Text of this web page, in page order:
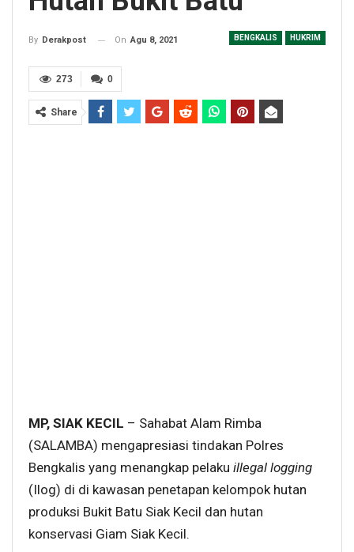
BENGKALIS HUKRIM
By Derakpost On Agu 8, 2021
0
273
Share
MP, SIAK KECIL – Sahabat Alam Rimba
(SALAMBA) mengapresiasi tindakan Polres
Bengkalis yang menangkap pelaku illegal logging
(Ilog) di di kawasan penetapan kelompok hutan
produksi Bukit Batu Siak Kecil dan hutan
konservasi Giam Siak Kecil.